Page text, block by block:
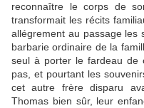
reconnaître le corps de
transformait les récits
allégrement au passage les
barbarie ordinaire de la
seul à porter le fardeau de
pas, et pourtant les
cet autre frère disparu
Thomas bien sûr, leur